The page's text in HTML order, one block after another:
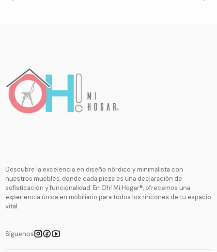
Descubre la excelencia en diseño nórdico y minimalista con
nuestros muebles, donde cada pieza es una declaración de
sofisticación y funcionalidad. En Oh! Mi Hogar®, ofrecemos una
experiencia única en mobiliario para todos los rincones de tu espacio
vital.
Síguenos